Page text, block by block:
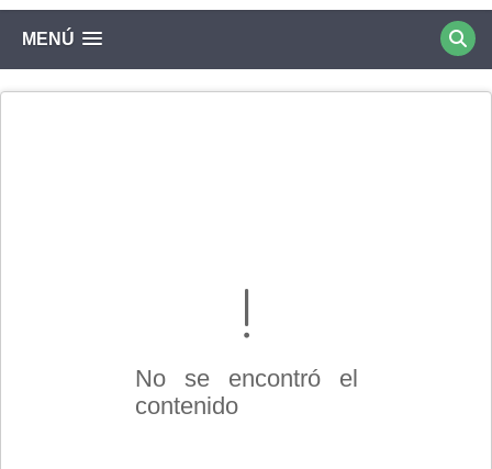
MENÚ
No se encontró el
contenido